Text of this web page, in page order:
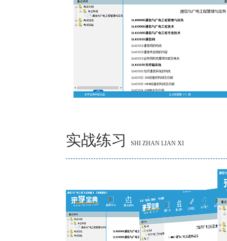
实战练习 SHI ZHAN LIAN XI